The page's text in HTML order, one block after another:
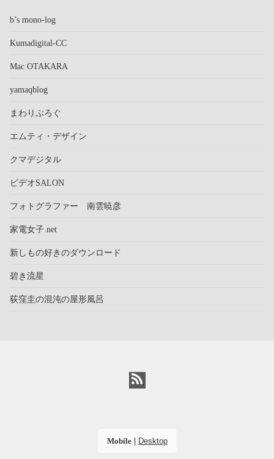
b’s mono-log
Kumadigital-CC
Mac OTAKARA
yamaqblog
まわりぶろぐ
エムティ・デザイン
クマデジタル
ビデオSALON
フォトグラファー 南雲暁彦
家電女子.net
新しもの好きのダウンロード
碧き流星
荻窪圭の混沌の屋形風呂
Mobile| Desktop